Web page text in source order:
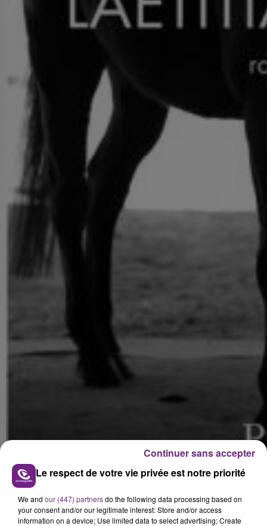
Le respect de votre vie privée est notre priorité
We and our (447) partnersdo the following data processing based on
your consent and/or our legitimate interest: Store and/or access
information on a device; Use limited data to select advertising; Create
Continuer sans accepter